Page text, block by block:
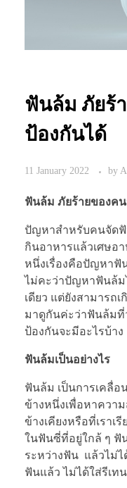
ฟันล้ม ภัยร้
ป้องกันได้
11 January 2022 by
ฟันล้ม ภัยร้ายของค
ปัญหาสำหรับคนจัดฟั
กินอาหารแล้วเศษอ
หนึ่งเรื่องคือปัญหาฟั
ไม่คะว่าปัญหาฟันล้ม
เดียว แต่ยังสามารถ
มาดูกันค่ะว่าฟันล้มที่
ป้องกันจะมีอะไรบ้าง
ฟันล้มเป็นอย่างไร
ฟันล้ม เป็นการเคลื่อ
ข้างหนึ่งเพื่อหาควา
ข้างเคียงหรือที่เราเ
ในฟันซี่ที่อยู่ใกล้ ๆ ฟั
ระหว่างฟัน แล้วไม่
ฟันแล้ว ไม่ได้ใส่รีเท